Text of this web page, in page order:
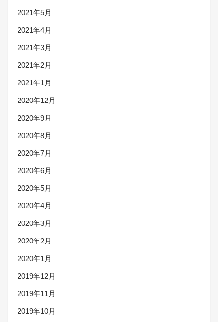
2021年5月
2021年4月
2021年3月
2021年2月
2021年1月
2020年12月
2020年9月
2020年8月
2020年7月
2020年6月
2020年5月
2020年4月
2020年3月
2020年2月
2020年1月
2019年12月
2019年11月
2019年10月